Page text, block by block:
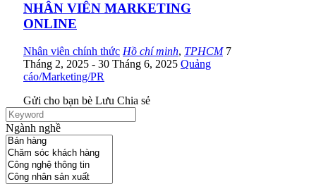
NHÂN VIÊN MARKETING
ONLINE
Nhân viên chính thức Hồ chí minh, TPHCM 7
Tháng 2, 2025 - 30 Tháng 6, 2025 Quảng
cáo/Marketing/PR
Gửi cho bạn bè Lưu Chia sẻ
Ngành nghề